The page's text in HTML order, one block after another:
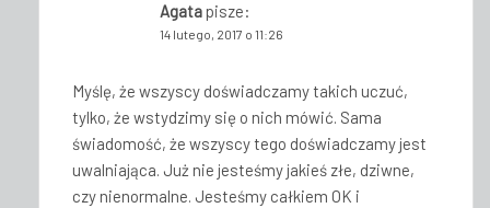
Agata pisze:
14 lutego, 2017 o 11:26
Myślę, że wszyscy doświadczamy takich uczuć,
tylko, że wstydzimy się o nich mówić. Sama
świadomość, że wszyscy tego doświadczamy jest
uwalniająca. Już nie jesteśmy jakieś złe, dziwne,
czy nienormalne. Jesteśmy całkiem OK i